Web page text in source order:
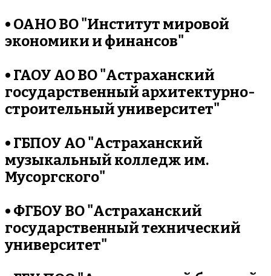
• ОАНО ВО "Институт мировой
экономики и финансов"
• ГАОУ АО ВО "Астраханский
государственный архитектурно-
строительный университет"
• ГБПОУ АО "Астраханский
музыкальный колледж им.
Мусоргского"
• ФГБОУ ВО "Астраханский
государственный технический
университет"